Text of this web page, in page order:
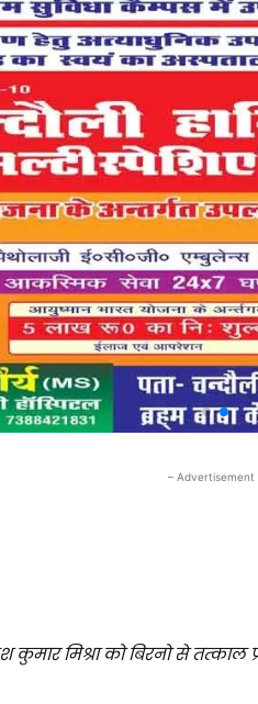
– Advertisement
कुमार मिश्रा को बिरनो से तत्काल